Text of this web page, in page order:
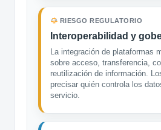
RIESGO REGULATORIO
Interoperabilidad y
La integración de plataformas
sobre acceso, transferencia,
reutilización de información.
precisar quién controla los
servicio.